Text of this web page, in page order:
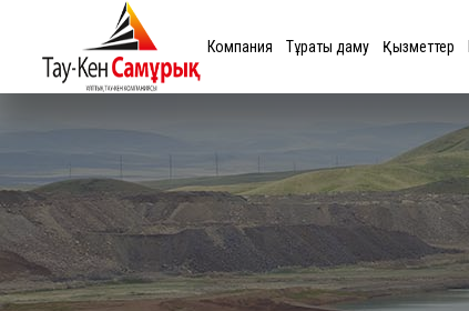
Компания Тұрақты даму Қызметтер